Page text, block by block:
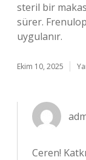
steril bir
sürer.
uygulanır.
Ekim 10, 2025
Ceren!